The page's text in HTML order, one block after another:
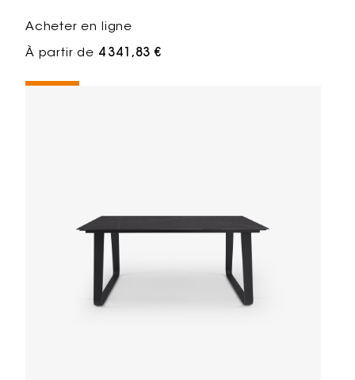
Acheter en ligne
À partir de 4 341,83 €